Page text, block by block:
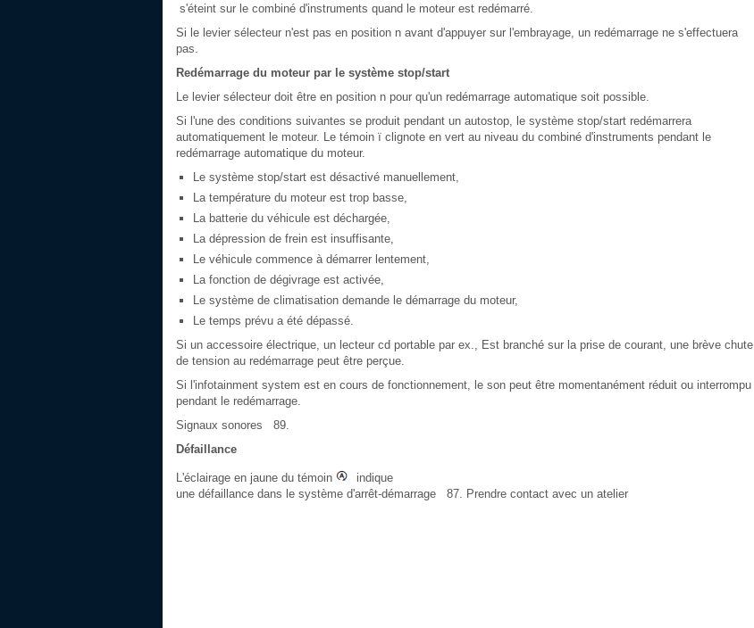
s'éteint sur le combiné d'instruments quand le moteur est redémarré.
Si le levier sélecteur n'est pas en position n avant d'appuyer sur l'embrayage, un redémarrage ne s'effectuera
pas.
Redémarrage du moteur par le système stop/start
Le levier sélecteur doit être en position n pour qu'un redémarrage automatique soit possible.
Si l'une des conditions suivantes se produit pendant un autostop, le système stop/start redémarrera
automatiquement le moteur. Le témoin ï clignote en vert au niveau du combiné d'instruments pendant le
redémarrage automatique du moteur.
Le système stop/start est désactivé manuellement,
La température du moteur est trop basse,
La batterie du véhicule est déchargée,
La dépression de frein est insuffisante,
Le véhicule commence à démarrer lentement,
La fonction de dégivrage est activée,
Le système de climatisation demande le démarrage du moteur,
Le temps prévu a été dépassé.
Si un accessoire électrique, un lecteur cd portable par ex., Est branché sur la prise de courant, une brève chute
de tension au redémarrage peut être perçue.
Si l'infotainment system est en cours de fonctionnement, le son peut être momentanément réduit ou interrompu
pendant le redémarrage.
Signaux sonores 89.
Défaillance
L'éclairage en jaune du témoin
indique
une défaillance dans le système d'arrêt-démarrage 87. Prendre contact avec un atelier